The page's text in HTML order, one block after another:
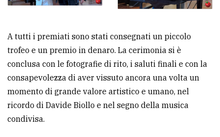
A tutti i premiati sono stati consegnati un piccolo
trofeo e un premio in denaro. La cerimonia si è
conclusa con le fotografie di rito, i saluti finali e con la
consapevolezza di aver vissuto ancora una volta un
momento di grande valore artistico e umano, nel
ricordo di Davide Biollo e nel segno della musica
condivisa.